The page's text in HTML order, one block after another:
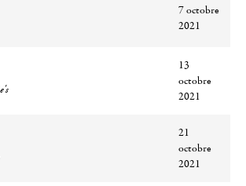
7 octobre
2021
13
octobre
2021
21
octobre
2021